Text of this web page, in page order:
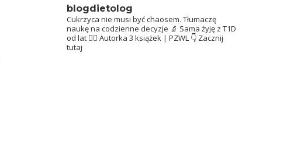
blogdietolog
Cukrzyca nie musi być chaosem. Tłumaczę
naukę na codzienne decyzje 🔬 Sama żyję z T1D
od lat 👩‍⚕️ Autorka 3 książek | PZWL 👇 Zacznij
tutaj